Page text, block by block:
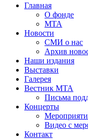
Главная
О фонде
МТА
Новости
СМИ о нас
Архив
Наши издания
Выставки
Галерея
Вестник МТА
Письма
Концерты
Видео с
Контакт